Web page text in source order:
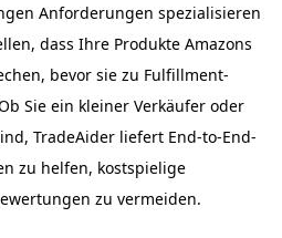
Anforderungen spezialisieren
dass Ihre Produkte Amazons
bevor sie zu Fulfillment-
Sie ein kleiner Verkäufer oder
TradeAider liefert End-to-End-
zu helfen, kostspielige
zu vermeiden.